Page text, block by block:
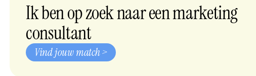
Ik ben op zoek naar een marketing
consultant
Vind jouw match >